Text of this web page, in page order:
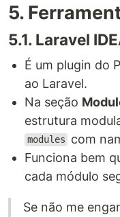
5.
5.1. Laravel
É um plugin do
ao Laravel.
Na seção
estrutura
modules com
Funciona bem
cada módulo
Se não me